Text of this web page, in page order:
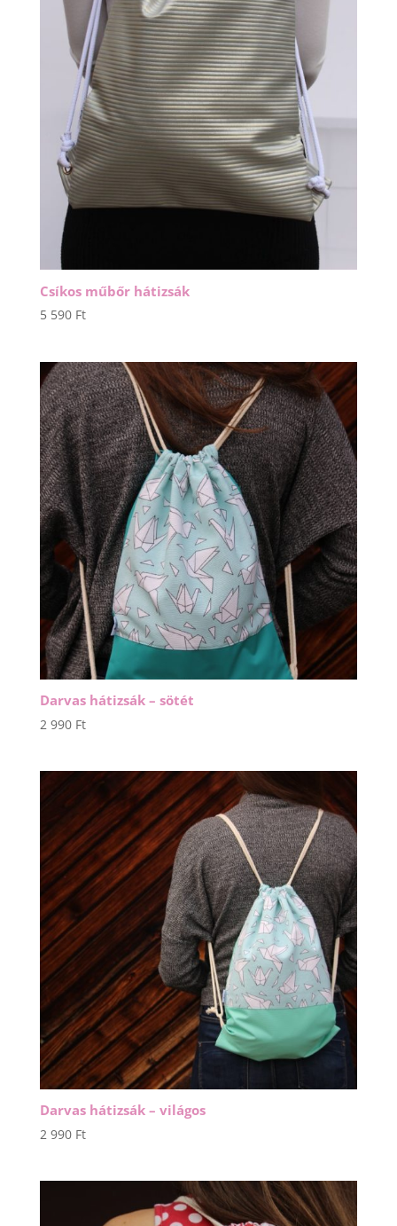
Csíkos műbőr hátizsák
5 590 Ft
Darvas hátizsák – sötét
2 990 Ft
Darvas hátizsák – világos
2 990 Ft